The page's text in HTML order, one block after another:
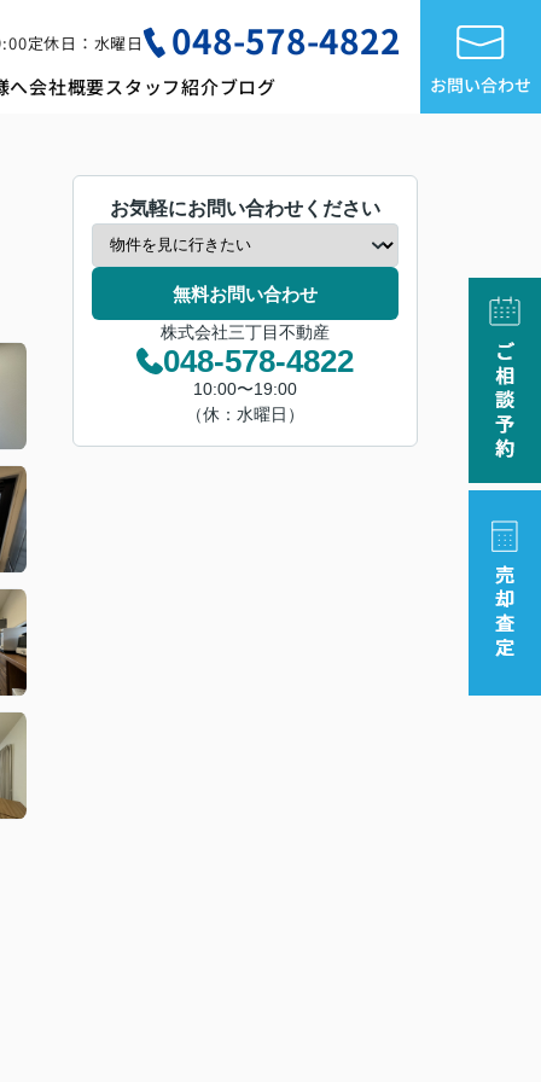
定休日：水曜日 048-578-4822
へ会社概要スタッフ紹介ブログ お問い合わせ
お気軽にお問い合わせください
無料お問い合わせ
株式会社三丁目不動産
048-578-4822
10:00〜19:00
（休：水曜日）